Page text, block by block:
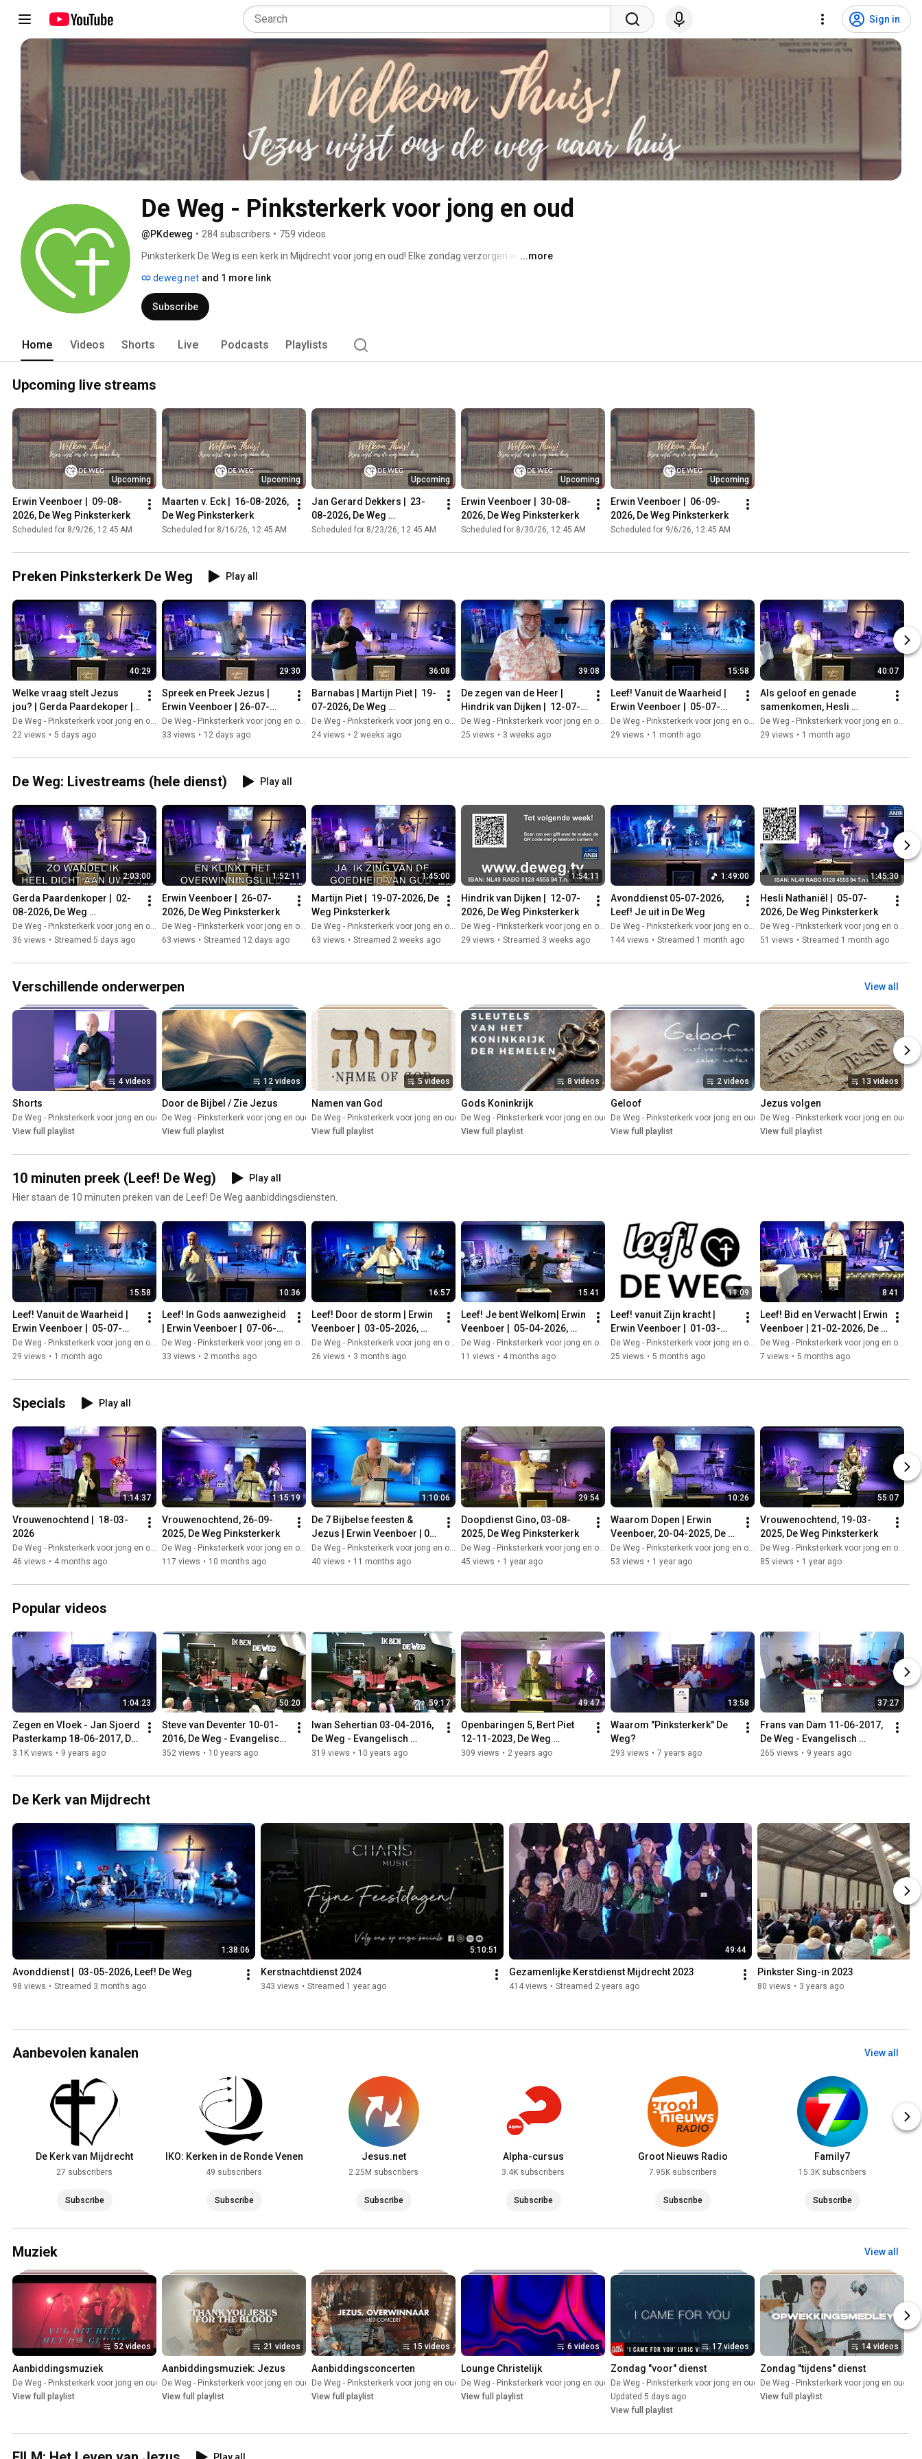
Sign in
De Weg - Pinksterkerk voor jong en oud
@PKdeweg • 284 subscribers • 759 videos
Pinksterkerk De Weg is een kerk in Mijdrecht voor jong en oud! Elke zondag verzorgen we om
...more
deweg.net and 1 more link
Subscribe
Home Videos Shorts Live Podcasts Playlists
Upcoming live streams
Upcoming
Erwin Veenboer |  09-08-
2026, De Weg Pinksterkerk
Scheduled for 8/9/26, 12:45 AM
Upcoming
Maarten v. Eck |  16-08-2026,
De Weg Pinksterkerk
Scheduled for 8/16/26, 12:45 AM
Upcoming
Jan Gerard Dekkers |  23-
08-2026, De Weg
Pinksterkerk
Scheduled for 8/23/26, 12:45 AM
Upcoming
Erwin Veenboer |  30-08-
2026, De Weg Pinksterkerk
Scheduled for 8/30/26, 12:45 AM
Upcoming
Erwin Veenboer |  06-09-
2026, De Weg Pinksterkerk
Scheduled for 9/6/26, 12:45 AM
Preken Pinksterkerk De Weg Play all
40:29
Welke vraag stelt Jezus
jou? | Gerda Paardekoper |
02-08-2026, De Weg
Pinksterkerk
De Weg - Pinksterkerk voor jong en oud
22 views • 5 days ago
29:30
Spreek en Preek Jezus |
Erwin Veenboer | 26-07-
2026, De Weg Pinksterkerk
De Weg - Pinksterkerk voor jong en oud
33 views • 12 days ago
36:08
Barnabas | Martijn Piet |  19-
07-2026, De Weg
Pinksterkerk
De Weg - Pinksterkerk voor jong en oud
24 views • 2 weeks ago
39:08
De zegen van de Heer |
Hindrik van Dijken |  12-07-
2026, De Weg Pinksterkerk
De Weg - Pinksterkerk voor jong en oud
25 views • 3 weeks ago
15:58
Leef! Vanuit de Waarheid |
Erwin Veenboer |  05-07-
2026, De Weg Pinksterkerk
De Weg - Pinksterkerk voor jong en oud
29 views • 1 month ago
40:07
Als geloof en genade
samenkomen, Hesli
Nathaniel, 05-07-2026, De
Weg Pinksterkerk
De Weg - Pinksterkerk voor jong en oud
29 views • 1 month ago
De Weg: Livestreams (hele dienst) Play all
2:03:00
Gerda Paardenkoper |  02-
08-2026, De Weg
Pinksterkerk
De Weg - Pinksterkerk voor jong en oud
36 views • Streamed 5 days ago
1:52:11
Erwin Veenboer |  26-07-
2026, De Weg Pinksterkerk
De Weg - Pinksterkerk voor jong en oud
63 views • Streamed 12 days ago
1:45:00
Martijn Piet |  19-07-2026, De
Weg Pinksterkerk
De Weg - Pinksterkerk voor jong en oud
63 views • Streamed 2 weeks ago
1:54:11
Hindrik van Dijken |  12-07-
2026, De Weg Pinksterkerk
De Weg - Pinksterkerk voor jong en oud
29 views • Streamed 3 weeks ago
1:49:00
Avonddienst 05-07-2026,
Leef! Je uit in De Weg
De Weg - Pinksterkerk voor jong en oud
144 views • Streamed 1 month ago
1:45:30
Hesli Nathaniël |  05-07-
2026, De Weg Pinksterkerk
De Weg - Pinksterkerk voor jong en oud
51 views • Streamed 1 month ago
Verschillende onderwerpen View all
4 videos
Shorts
De Weg - Pinksterkerk voor jong en oud • Playlist
View full playlist
12 videos
Door de Bijbel / Zie Jezus
De Weg - Pinksterkerk voor jong en oud • Playlist
View full playlist
5 videos
Namen van God
De Weg - Pinksterkerk voor jong en oud • Playlist
View full playlist
8 videos
Gods Koninkrijk
De Weg - Pinksterkerk voor jong en oud • Playlist
View full playlist
2 videos
Geloof
De Weg - Pinksterkerk voor jong en oud • Playlist
View full playlist
13 videos
Jezus volgen
De Weg - Pinksterkerk voor jong en oud
View full playlist
10 minuten preek (Leef! De Weg)
Play all
Hier staan de 10 minuten preken van de Leef! De Weg aanbiddingsdiensten.
15:58
Leef! Vanuit de Waarheid |
Erwin Veenboer |  05-07-
2026, De Weg Pinksterkerk
De Weg - Pinksterkerk voor jong en oud
29 views • 1 month ago
10:36
Leef! In Gods aanwezigheid
| Erwin Veenboer |  07-06-
2026 , Leef je uit! in De Weg
De Weg - Pinksterkerk voor jong en oud
33 views • 2 months ago
16:57
Leef! Door de storm | Erwin
Veenboer |  03-05-2026,
Leef! De Weg
De Weg - Pinksterkerk voor jong en oud
26 views • 3 months ago
15:41
Leef! Je bent Welkom| Erwin
Veenboer |  05-04-2026,
Leef! De Weg
De Weg - Pinksterkerk voor jong en oud
11 views • 4 months ago
11:09
Leef! vanuit Zijn kracht |
Erwin Veenboer |  01-03-
2026, Leef! De Weg
Aanbiddingsavond
De Weg - Pinksterkerk voor jong en oud
25 views • 5 months ago
8:41
Leef! Bid en Verwacht | Erwin
Veenboer | 21-02-2026, De
Weg Pinksterkerk
De Weg - Pinksterkerk voor jong en oud
7 views • 5 months ago
Specials Play all
1:14:37
Vrouwenochtend |  18-03-
De Weg - Pinksterkerk voor jong en oud
46 views • 4 months ago
1:15:19
Vrouwenochtend, 26-09-
2025, De Weg Pinksterkerk
De Weg - Pinksterkerk voor jong en oud
117 views • 10 months ago
1:10:06
De 7 Bijbelse feesten &
Jezus | Erwin Veenboer | 03-
09-2025, De Weg
Pinksterkerk
De Weg - Pinksterkerk voor jong en oud
40 views • 11 months ago
29:54
Doopdienst Gino, 03-08-
2025, De Weg Pinksterkerk
De Weg - Pinksterkerk voor jong en oud
45 views • 1 year ago
10:26
Waarom Dopen | Erwin
Veenboer, 20-04-2025, De
Weg Pinksterkerk
De Weg - Pinksterkerk voor jong en oud
53 views • 1 year ago
55:07
Vrouwenochtend, 19-03-
2025, De Weg Pinksterkerk
De Weg - Pinksterkerk voor jong en oud
85 views • 1 year ago
Popular videos
1:04:23
Zegen en Vloek - Jan Sjoerd
Pasterkamp 18-06-2017, De
Weg - Pinksterkerk voor
3.1K views • 9 years ago
50:20
Steve van Deventer 10-01-
2016, De Weg - Evangelisch
Centrum
352 views • 10 years ago
59:17
Iwan Sehertian 03-04-2016,
De Weg - Evangelisch
Centrum
319 views • 10 years ago
49:47
Openbaringen 5, Bert Piet
12-11-2023, De Weg
Pinksterkerk
309 views • 2 years ago
13:58
Waarom "Pinksterkerk" De
Weg?
293 views • 7 years ago
37:27
Frans van Dam 11-06-2017,
De Weg - Evangelisch
Centrum, Jezus ziet
265 views • 9 years ago
De Kerk van Mijdrecht
1:38:06
Avonddienst |  03-05-2026, Leef! De Weg
98 views • Streamed 3 months ago
5:10:51
Kerstnachtdienst 2024
343 views • Streamed 1 year ago
49:44
Gezamenlijke Kerstdienst Mijdrecht 2023
414 views • Streamed 2 years ago
Pinkster Sing-in 2023
80 views • 3 years ago
Aanbevolen kanalen View all
De Kerk van Mijdrecht
27 subscribers
Subscribe
IKO: Kerken in de Ronde Venen
49 subscribers
Subscribe
Jesus.net
2.25M subscribers
Subscribe
Alpha-cursus
3.4K subscribers
Subscribe
Groot Nieuws Radio
7.95K subscribers
Subscribe
Family7
15.3K subscribers
Subscribe
Muziek View all
52 videos
Aanbiddingsmuziek
De Weg - Pinksterkerk voor jong en oud • Playlist
View full playlist
21 videos
Aanbiddingsmuziek: Jezus
De Weg - Pinksterkerk voor jong en oud • Playlist
View full playlist
15 videos
Aanbiddingsconcerten
De Weg - Pinksterkerk voor jong en oud • Playlist
View full playlist
6 videos
Lounge Christelijk
De Weg - Pinksterkerk voor jong en oud • Playlist
View full playlist
17 videos
Zondag "voor" dienst
De Weg - Pinksterkerk voor jong en oud • Playlist
Updated 5 days ago
View full playlist
14 videos
Zondag "tijdens" dienst
De Weg - Pinksterkerk voor jong en oud
View full playlist